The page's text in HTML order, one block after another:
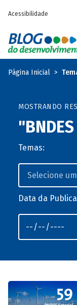
Acessibilidade
Página Inicial
MOSTRANDO
Temas:
Data da